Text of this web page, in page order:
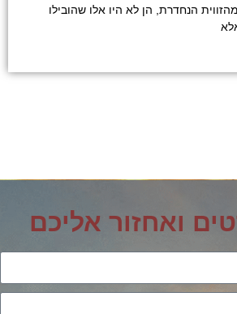
הנחדרת, הן לא היו אלו שהובילו
ואחזור אליכם